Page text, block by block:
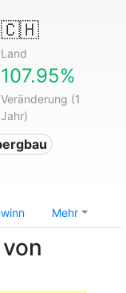
🇨🇭
Land
107.95%
Veränderung (1
Jahr)
Mehr